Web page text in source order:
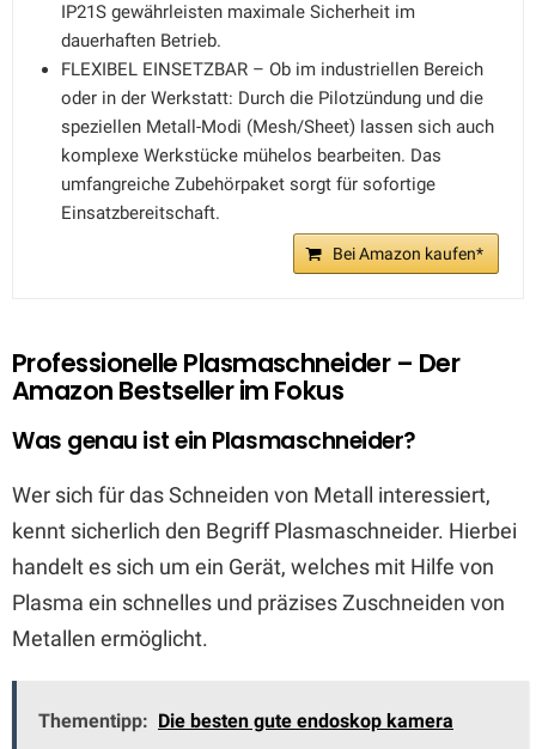
IP21S gewährleisten maximale Sicherheit im
dauerhaften Betrieb.
FLEXIBEL EINSETZBAR – Ob im industriellen Bereich
oder in der Werkstatt: Durch die Pilotzündung und die
speziellen Metall-Modi (Mesh/Sheet) lassen sich auch
komplexe Werkstücke mühelos bearbeiten. Das
umfangreiche Zubehörpaket sorgt für sofortige
Einsatzbereitschaft.
Bei Amazon kaufen*
Professionelle Plasmaschneider – Der
Amazon Bestseller im Fokus
Was genau ist ein Plasmaschneider?
Wer sich für das Schneiden von Metall interessiert,
kennt sicherlich den Begriff Plasmaschneider. Hierbei
handelt es sich um ein Gerät, welches mit Hilfe von
Plasma ein schnelles und präzises Zuschneiden von
Metallen ermöglicht.
Thementipp: Die besten gute endoskop kamera